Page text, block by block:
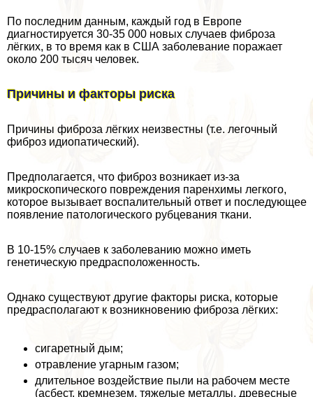
По последним данным, каждый год в Европе
диагностируется 30-35 000 новых случаев фиброза
лёгких, в то время как в США заболевание поражает
около 200 тысяч человек.
Причины и факторы риска
Причины фиброза лёгких неизвестны (т.е. легочный
фиброз идиопатический).
Предполагается, что фиброз возникает из-за
микроскопического повреждения паренхимы легкого,
которое вызывает воспалительный ответ и последующее
появление патологического рубцевания ткани.
В 10-15% случаев к заболеванию можно иметь
генетическую предрасположенность.
Однако существуют другие факторы риска, которые
предрасполагают к возникновению фиброза лёгких:
сигаретный дым;
отравление угарным газом;
длительное воздействие пыли на рабочем месте
(асбест, кремнезем, тяжелые металлы, древесные